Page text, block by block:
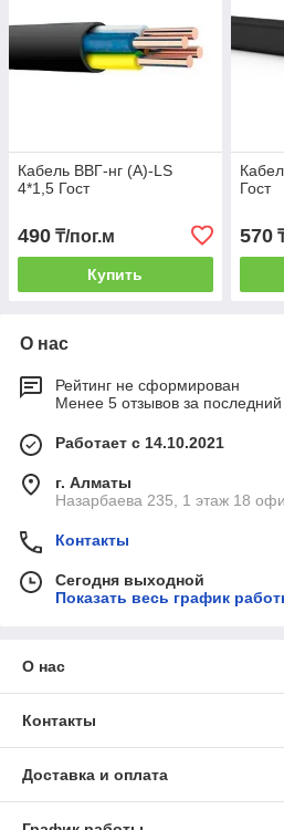
Кабель ВВГ-нг (A)-LS
4*1,5 Гост
490 ₸/пог.м
Купить
Гост
570
О нас
Рейтинг не сформирован
Менее 5 отзывов за последний
Работает с 14.10.2021
г. Алматы
Назарбаева 235, 1 этаж 18
Контакты
Сегодня выходной
Показать весь график
О нас
Контакты
Доставка и оплата